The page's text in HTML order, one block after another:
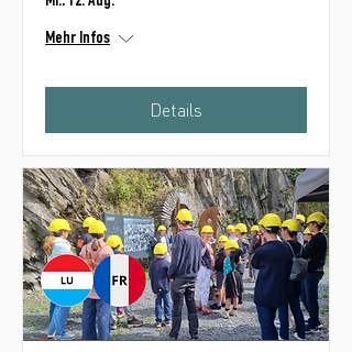
Mehr Infos
Details